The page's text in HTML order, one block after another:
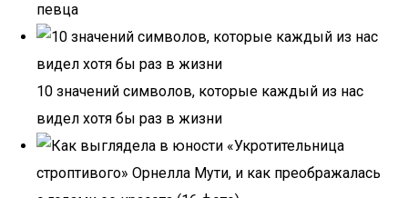
певца
10 значений символов, которые каждый из нас
видел хотя бы раз в жизни